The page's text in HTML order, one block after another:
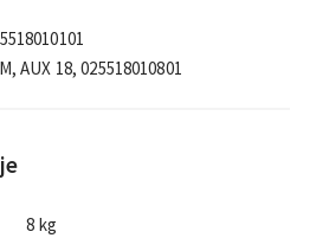
AUX 18, 025518010801
8 kg